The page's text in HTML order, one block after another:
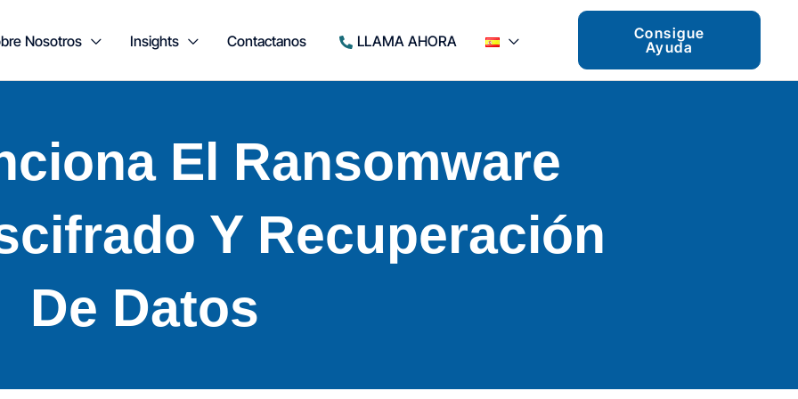
Nosotros Insights Contactanos LLAMA AHORA
Consigue
Ayuda
El Ransomware
Y Recuperación
De Datos